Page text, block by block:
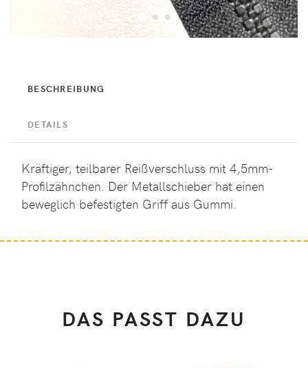
BESCHREIBUNG
DETAILS
Kräftiger, teilbarer Reißverschluss mit 4,5mm-
Profilzähnchen. Der Metallschieber hat einen
beweglich befestigten Griff aus Gummi.
DAS PASST DAZU